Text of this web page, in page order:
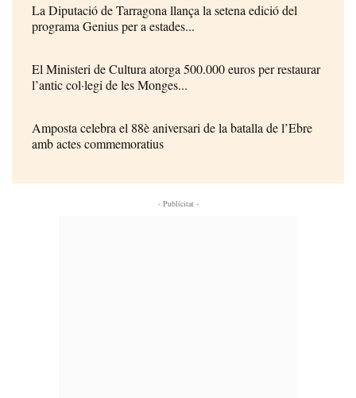
La Diputació de Tarragona llança la setena edició del
programa Genius per a estades...
El Ministeri de Cultura atorga 500.000 euros per restaurar
l’antic col·legi de les Monges...
Amposta celebra el 88è aniversari de la batalla de l’Ebre
amb actes commemoratius
- Publicitat -